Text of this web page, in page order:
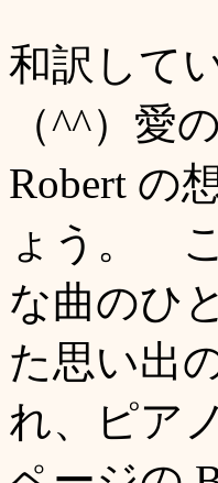
和訳して
（^^）愛
Robert の
ょう。
な曲のひ
た思い出
れ、ピア